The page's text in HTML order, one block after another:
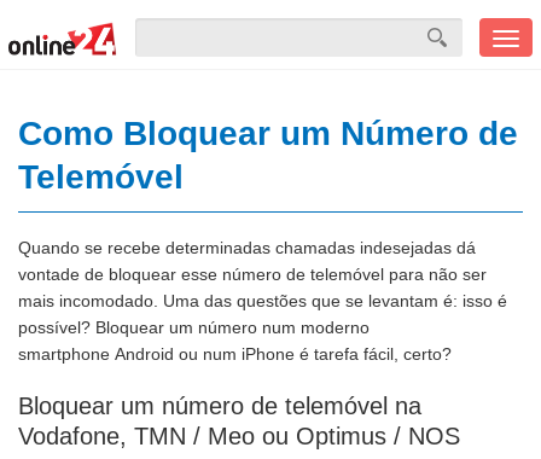
Como Bloquear um Número de
Telemóvel
Quando se recebe determinadas chamadas indesejadas dá
vontade de bloquear esse número de telemóvel para não ser
mais incomodado. Uma das questões que se levantam é: isso é
possível? Bloquear um número num moderno
smartphone Android ou num iPhone é tarefa fácil, certo?
Bloquear um número de telemóvel na
Vodafone, TMN / Meo ou Optimus / NOS